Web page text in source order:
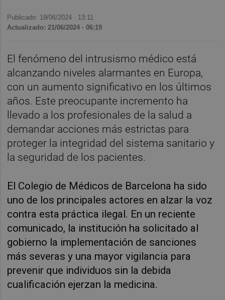
Publicado: 19/06/2024 · 13:11
Actualizado: 21/06/2024 · 06:19
El fenómeno del intrusismo médico está
alcanzando niveles alarmantes en Europa,
con un aumento significativo en los últimos
años. Este preocupante incremento ha
llevado a los profesionales de la salud a
demandar acciones más estrictas para
proteger la integridad del sistema sanitario y
la seguridad de los pacientes.
El Colegio de Médicos de Barcelona ha sido
uno de los principales actores en alzar la voz
contra esta práctica ilegal. En un reciente
comunicado, la institución ha solicitado al
gobierno la implementación de sanciones
más severas y una mayor vigilancia para
prevenir que individuos sin la debida
cualificación ejerzan la medicina.